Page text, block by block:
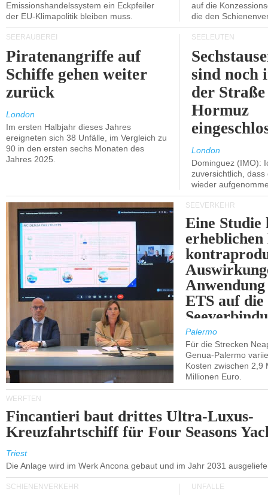
Emissionshandelssystem ein Eckpfeiler
der EU-Klimapolitik bleiben muss.
auf die
die den
SEERÄUBEREI
Piratenangriffe auf
Schiffe gehen weiter
zurück
London
Im ersten Halbjahr dieses Jahres
ereigneten sich 38 Unfälle, im Vergleich zu
90 in den ersten sechs Monaten des
Jahres 2025.
SEELEUTEN
sind noch
der
Hormuz
London
Dominguez (IMO):
zuversichtlich,
wieder
SEEVERKEHR
Eine Studie
ETS auf die
Palermo
Für die Strecken
Genua-Palermo
Kosten zwischen 2,9
Millionen Euro.
WERFTEN
Fincantieri baut drittes Ultra-Luxus-
Kreuzfahrtschiff für Four Seasons
Triest
Die Anlage wird im Werk Ancona gebaut und im Jahr 2031
SCHIENENVERKEHR UNFÄLLE